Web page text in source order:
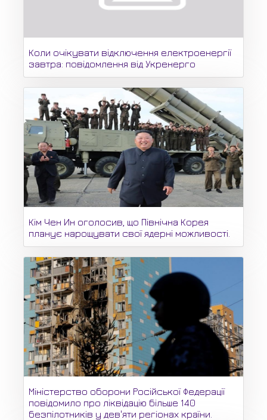
Коли очікувати відключення електроенергії
завтра: повідомлення від Укренерго
Кім Чен Ин оголосив, що Північна Корея
планує нарощувати свої ядерні можливості.
Міністерство оборони Російської Федерації
повідомило про ліквідацію більше 140
безпілотників у дев'яти регіонах країни.